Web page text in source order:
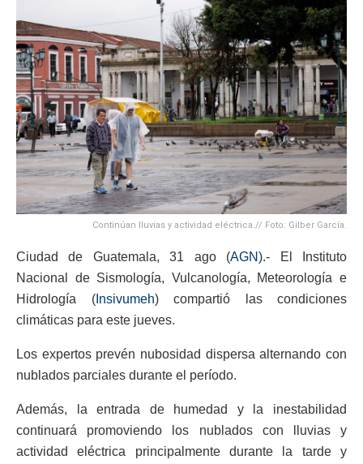
Continúan lluvias y actividad eléctrica.// Foto: Gilber García.
Ciudad de Guatemala, 31 ago (AGN).- El Instituto
Nacional de Sismología, Vulcanología, Meteorología e
Hidrología (Insivumeh) compartió las condiciones
climáticas para este jueves.
Los expertos prevén nubosidad dispersa alternando con
nublados parciales durante el período.
Además, la entrada de humedad y la inestabilidad
continuará promoviendo los nublados con lluvias y
actividad eléctrica principalmente durante la tarde y